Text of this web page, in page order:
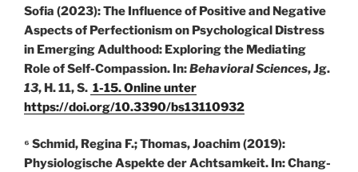
Sofia (2023): The Influence of Positive and Negative
Aspects of Perfectionism on Psychological Distress
in Emerging Adulthood: Exploring the Mediating
Role of Self-Compassion. In:Behavioral Sciences, Jg.
13, H. 11, S. 1-15. Online unter
https://doi.org/10.3390/bs13110932
⁶ Schmid, Regina F.; Thomas, Joachim (2019):
Physiologische Aspekte der Achtsamkeit. In: Chang-